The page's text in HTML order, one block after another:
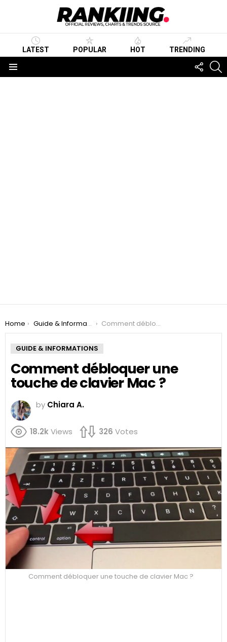
LATEST POPULAR HOT TRENDING
US
You are here:
Home Guide & Informations Comment débloquer une touche de clavier Mac ?
GUIDE & INFORMATIONS
Comment débloquer une
touche de clavier Mac ?
by Chiara A.
18.2kViews 326 Votes
Comment débloquer une touche de clavier Mac ?